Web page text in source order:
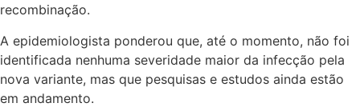
recombinação.
A epidemiologista ponderou que, até o momento, não foi
identificada nenhuma severidade maior da infecção pela
nova variante, mas que pesquisas e estudos ainda estão
em andamento.